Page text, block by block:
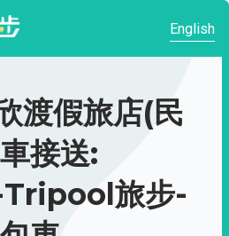
English
渡假旅店(民
接送:
旅步-